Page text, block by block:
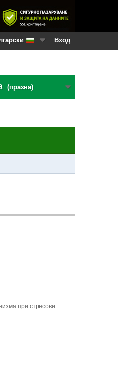
Вход
(празна)
при стресови